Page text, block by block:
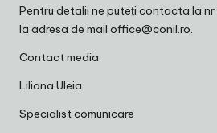
Pentru detalii ne puteți contacta la
la adresa de mail office@conil.ro
Contact media
Liliana Uleia
Specialist comunicare